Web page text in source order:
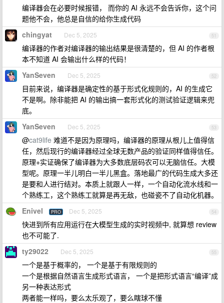
编译器会在必要时候报错， 而你的 AI 永远不会告诉你，这个问
题他不会，他总是自信的给你生成代码
51
chingyat Dec 5, 2025
编译器的作者对编译器的输出结果是很清楚的，但 AI 的作者根
本不知道 AI 会输出什么样的代码！
52
YanSeven Dec 5, 2025
目前来说，编译器是确定性的基于形式化规则的，AI 的生成它
不是啊。除非能把 AI 的输出搞一套形式化的测试验证逻辑来兜
底。
53
YanSeven Dec 5, 2025
@cat9life 难道不是因为原理吗，编译器的原理从根儿上值得信
任，然后现行的编译器经过全球无数产品的验证同样值得信任。
原理+实证确保了编译器为大多数底层码农可以无脑信任。大模
型呢。原理一半儿明白一半儿黑盒。落地最广的代码生成大多还
是要和人进行结对。本质上就跟人一样，一个自动化流水线和一
个熟练工，这个熟练工就算是再无敌，也碰瓷不了自动化机器。
54
Enivel PRO Dec 5, 2025
快进到所有应用运行在大模型生成的实时视频中, 就算想 review
也不可能了.
55
ty29022 Dec 5, 2025
一个是基于概率的， 一个是基于有限规则的
一个是根据自然语言生成形式语言， 一个是把形式语言“编译”成
另一种表达形式
两者能一样吗，要么太乐观了，要么瞎球不懂